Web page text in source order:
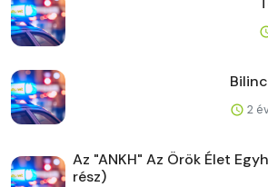
2
Az "ANKH" Az Örök Élet
rész)